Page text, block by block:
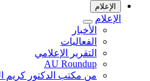
الإعلام
الإعلام
الأخبار
الفعاليات
التقرير الإعلامي
AU Roundup
من مكتب الدكتور كريم